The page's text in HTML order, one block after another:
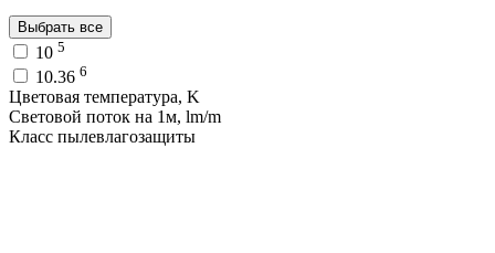
Выбрать все
10 5
10.36 6
Цветовая температура, K
Световой поток на 1м, lm/m
Класс пылевлагозащиты